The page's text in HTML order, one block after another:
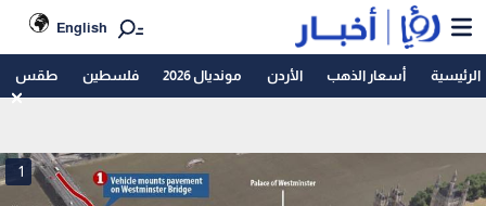
English
الرئيسية أسعار الذهب الأردن مونديال 2026 فلسطين طقس
1